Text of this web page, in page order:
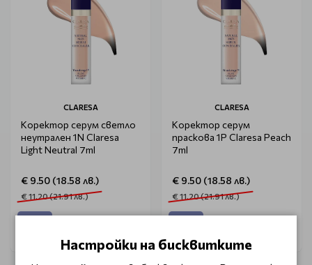
CLARESA
Коректор серум светло
неутрален 1N Claresa
Light Neutral 7ml
€ 9.50 (18.58 лв.)
€ 11.20 (21.91 лв.)
CLARESA
Коректор серум
праскова 1P Claresa Peach
7ml
€ 9.50 (18.58 лв.)
€ 11.20 (21.91 лв.)
Настройки на бисквитките